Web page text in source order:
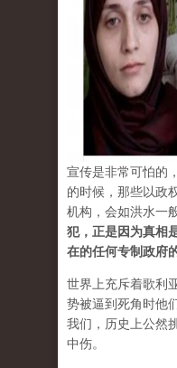
宣传是非常可怕的
的时候，那些以政
机构，会如洪水一
犯，正是因为真相
在的任何专制政府
世界上充斥着歌利
势被逼到死角时他
我们，历史上公然
中伤。